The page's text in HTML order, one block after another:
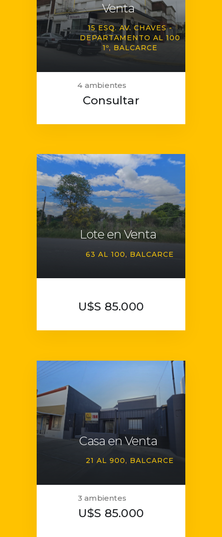
Venta
15 ESQ. AV. CHAVES -
DEPARTAMENTO AL 100
1º
BALCARCE
4 ambientes
Consultar
Lote en Venta
63 AL 100 BALCARCE
U$S 85.000
Casa en Venta
21 AL 900 BALCARCE
3 ambientes
U$S 85.000